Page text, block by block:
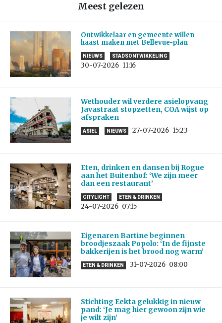
Meest gelezen
Ontwikkelaar en gemeente willen
haast maken met Bellevue-plan
NIEUWS STADSONTWIKKELING
30-07-2026 11:16
Wethouder wil verdere asielopvang
Javastraat stopzetten, COA wijst op
afspraken
ASIEL NIEUWS 27-07-2026 15:23
Eten, drinken en dansen bij Rogue
aan het Buitenhof: ‘We zijn meer
dan een restaurant’
CITYLIGHT ETEN & DRINKEN
24-07-2026 07:15
Eigenaren Bartine beginnen
broodjeszaak Popolo: ‘In de fijnste
bakkerijen is het brood nog warm’
ETEN & DRINKEN 31-07-2026 08:00
Stichting Eekta gelukkig in nieuw
pand: ‘Je mag hier gewoon zijn wie
je wilt zijn’